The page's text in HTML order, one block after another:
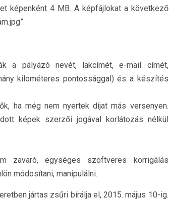
képenként 4 MB. A képfájlokat a következő
a pályázó nevét, lakcímét, e-mail címét,
kilométeres pontossággal) és a készítés
ha még nem nyertek díjat más versenyen.
képek szerzői jogával korlátozás nélkül
zavaró, egységes szoftveres korrigálás
módosítani, manipulálni.
jártas zsűri bírálja el, 2015. május 10-ig.